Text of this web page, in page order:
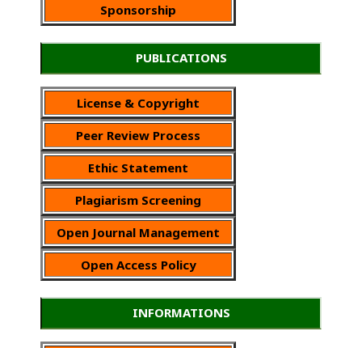
Sponsorship
PUBLICATIONS
License & Copyright
Peer Review Process
Ethic Statement
Plagiarism Screening
Open Journal Management
Open Access Policy
INFORMATIONS